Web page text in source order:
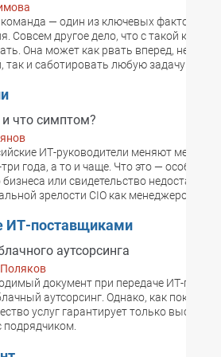
— один из ключевых факторов
Совсем другое дело, что с такой
Она может как рвать вперед, не
так и саботировать любую задачу.
что симптом?
ИТ-руководители меняют место
года, а то и чаще. Что это —
бизнеса или свидетельство
зрелости CIO как менеджеров?
ИТ-поставщиками
аутсорсинга
документ при передаче ИТ-
аутсорсинг. Однако, как
услуг гарантирует только высокий
подрядчиком.